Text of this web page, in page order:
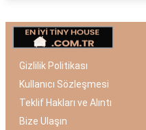
Gizlilik Politikası
Kullanıcı Sözleşmesi
Teklif Hakları ve Alıntı
Bize Ulaşın